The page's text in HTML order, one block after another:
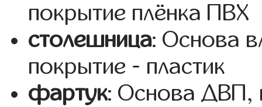
покрытие плёнка ПВХ
столешница: Основа
покрытие - пластик
фартук: Основа ДВП,